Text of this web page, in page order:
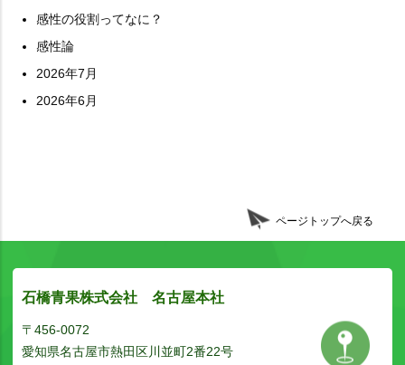
感性の役割ってなに？
感性論
2026年7月
2026年6月
ページトップへ戻る
石橋青果株式会社 名古屋本社
〒456-0072
愛知県名古屋市熱田区川並町2番22号